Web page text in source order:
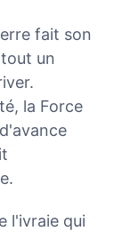
fait son
un
la Force
l'ivraie qui